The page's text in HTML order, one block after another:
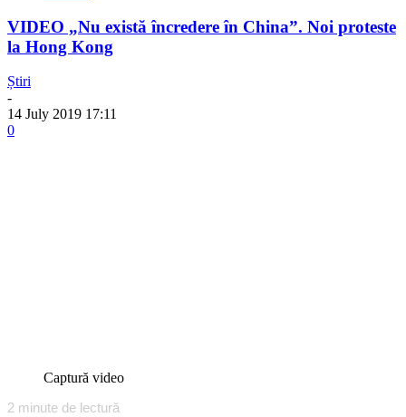
VIDEO „Nu există încredere în China”. Noi proteste
la Hong Kong
Știri
-
14 July 2019 17:11
0
Captură video
2 minute de lectură